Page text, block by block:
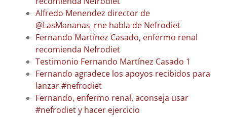
Alfredo Menendez director de
@LasMananas_rne habla de Nefrodiet
Fernando Martínez Casado, enfermo renal
recomienda Nefrodiet
Testimonio Fernando Martínez Casado 1
Fernando agradece los apoyos recibidos para
lanzar #nefrodiet
Fernando, enfermo renal, aconseja usar
#nefrodiet y hacer ejercicio